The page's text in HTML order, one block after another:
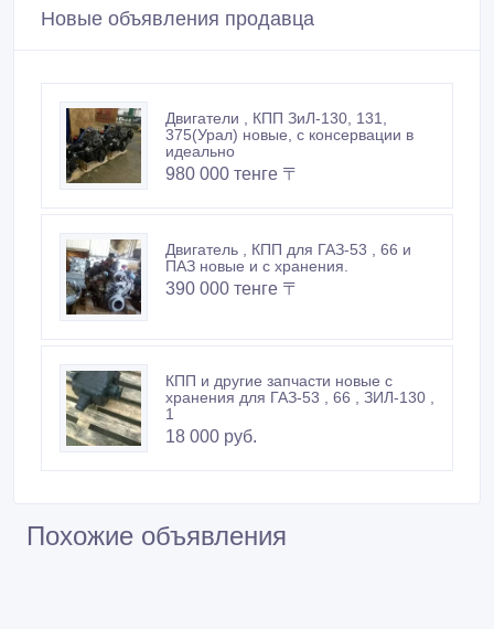
Новые объявления продавца
Двигатели , КПП ЗиЛ-130, 131,
375(Урал) новые, с консервации в
идеально
980 000 тенге 〒
Двигатель , КПП для ГАЗ-53 , 66 и
ПАЗ новые и с хранения.
390 000 тенге 〒
КПП и другие запчасти новые с
хранения для ГАЗ-53 , 66 , ЗИЛ-130 ,
1
18 000 руб.
Похожие объявления